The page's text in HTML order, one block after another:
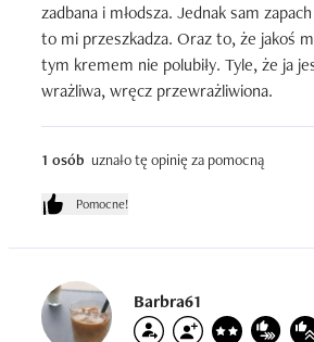
zadbana i młodsza. Jednak sam
to mi przeszkadza. Oraz to, że jakoś
tym kremem nie polubiły. Tyle, że ja
wrażliwa, wręcz przewrażliwiona.
1 osób uznało tę opinię za pomocną
Pomocne!
Barbra61